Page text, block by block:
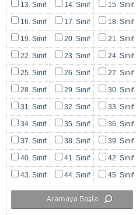
13. Sınıf 14. Sınıf 15. Sınıf
16. Sınıf 17. Sınıf 18. Sınıf
19. Sınıf 20. Sınıf 21. Sınıf
22. Sınıf 23. Sınıf 24. Sınıf
25. Sınıf 26. Sınıf 27. Sınıf
28. Sınıf 29. Sınıf 30. Sınıf
31. Sınıf 32. Sınıf 33. Sınıf
34. Sınıf 35. Sınıf 36. Sınıf
37. Sınıf 38. Sınıf 39. Sınıf
40. Sınıf 41. Sınıf 42. Sınıf
43. Sınıf 44. Sınıf 45. Sınıf